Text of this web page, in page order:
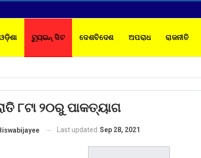
ଟ୍ୟୁଇନ୍ ସିଟ ଦେଶବିଦେଶ ଅପରାଧ ରାଜନୀତି
CONTACT
୮ଟା ୨୦ରୁ ପାକତ୍ୟାଗ
Last updated Sep 28, 2021